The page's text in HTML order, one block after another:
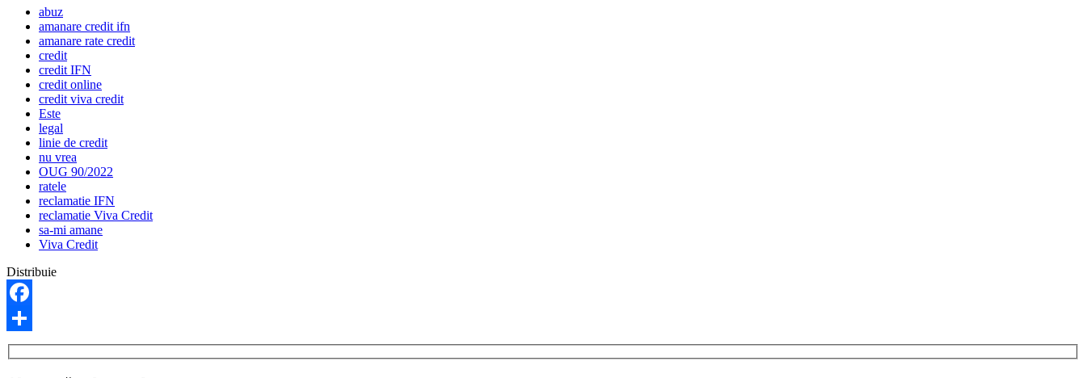
abuz
amanare credit ifn
amanare rate credit
credit
credit IFN
credit online
credit viva credit
Este
legal
linie de credit
nu vrea
OUG 90/2022
ratele
reclamatie IFN
reclamatie Viva Credit
sa-mi amane
Viva Credit
Distribuie
Facebook
Share